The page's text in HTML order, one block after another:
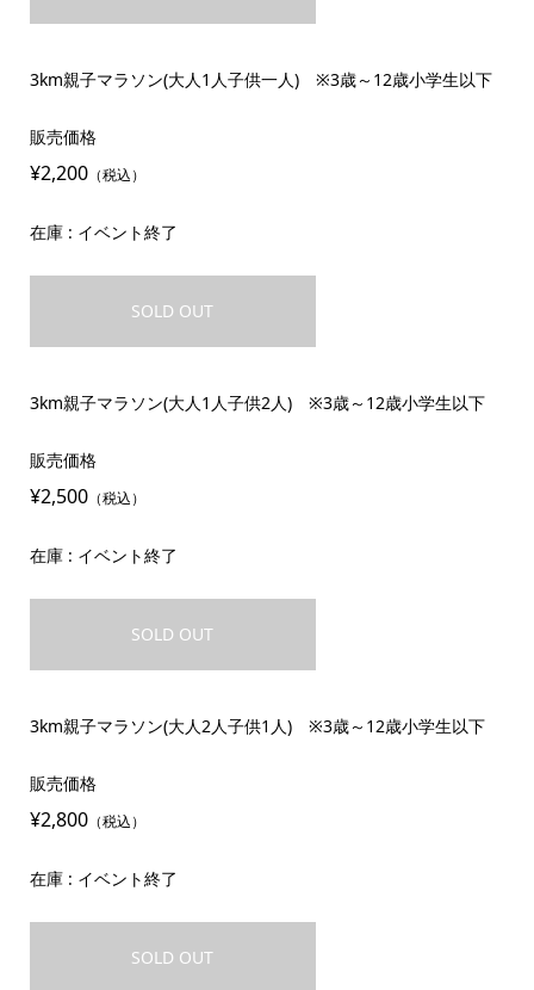
3km親子マラソン(大人1人子供一人) ※3歳～12歳小学生以下
販売価格
¥2,200（税込）
在庫 : イベント終了
SOLD OUT
3km親子マラソン(大人1人子供2人) ※3歳～12歳小学生以下
販売価格
¥2,500（税込）
在庫 : イベント終了
SOLD OUT
3km親子マラソン(大人2人子供1人) ※3歳～12歳小学生以下
販売価格
¥2,800（税込）
在庫 : イベント終了
SOLD OUT